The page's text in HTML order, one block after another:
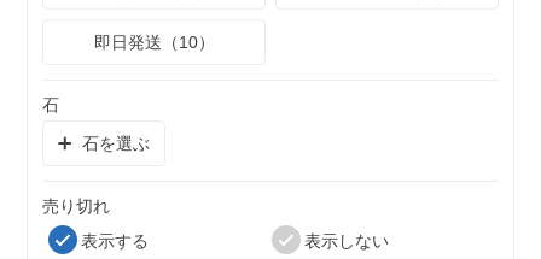
即日発送（10）
石
石を選ぶ
売り切れ
表示する
表示しない